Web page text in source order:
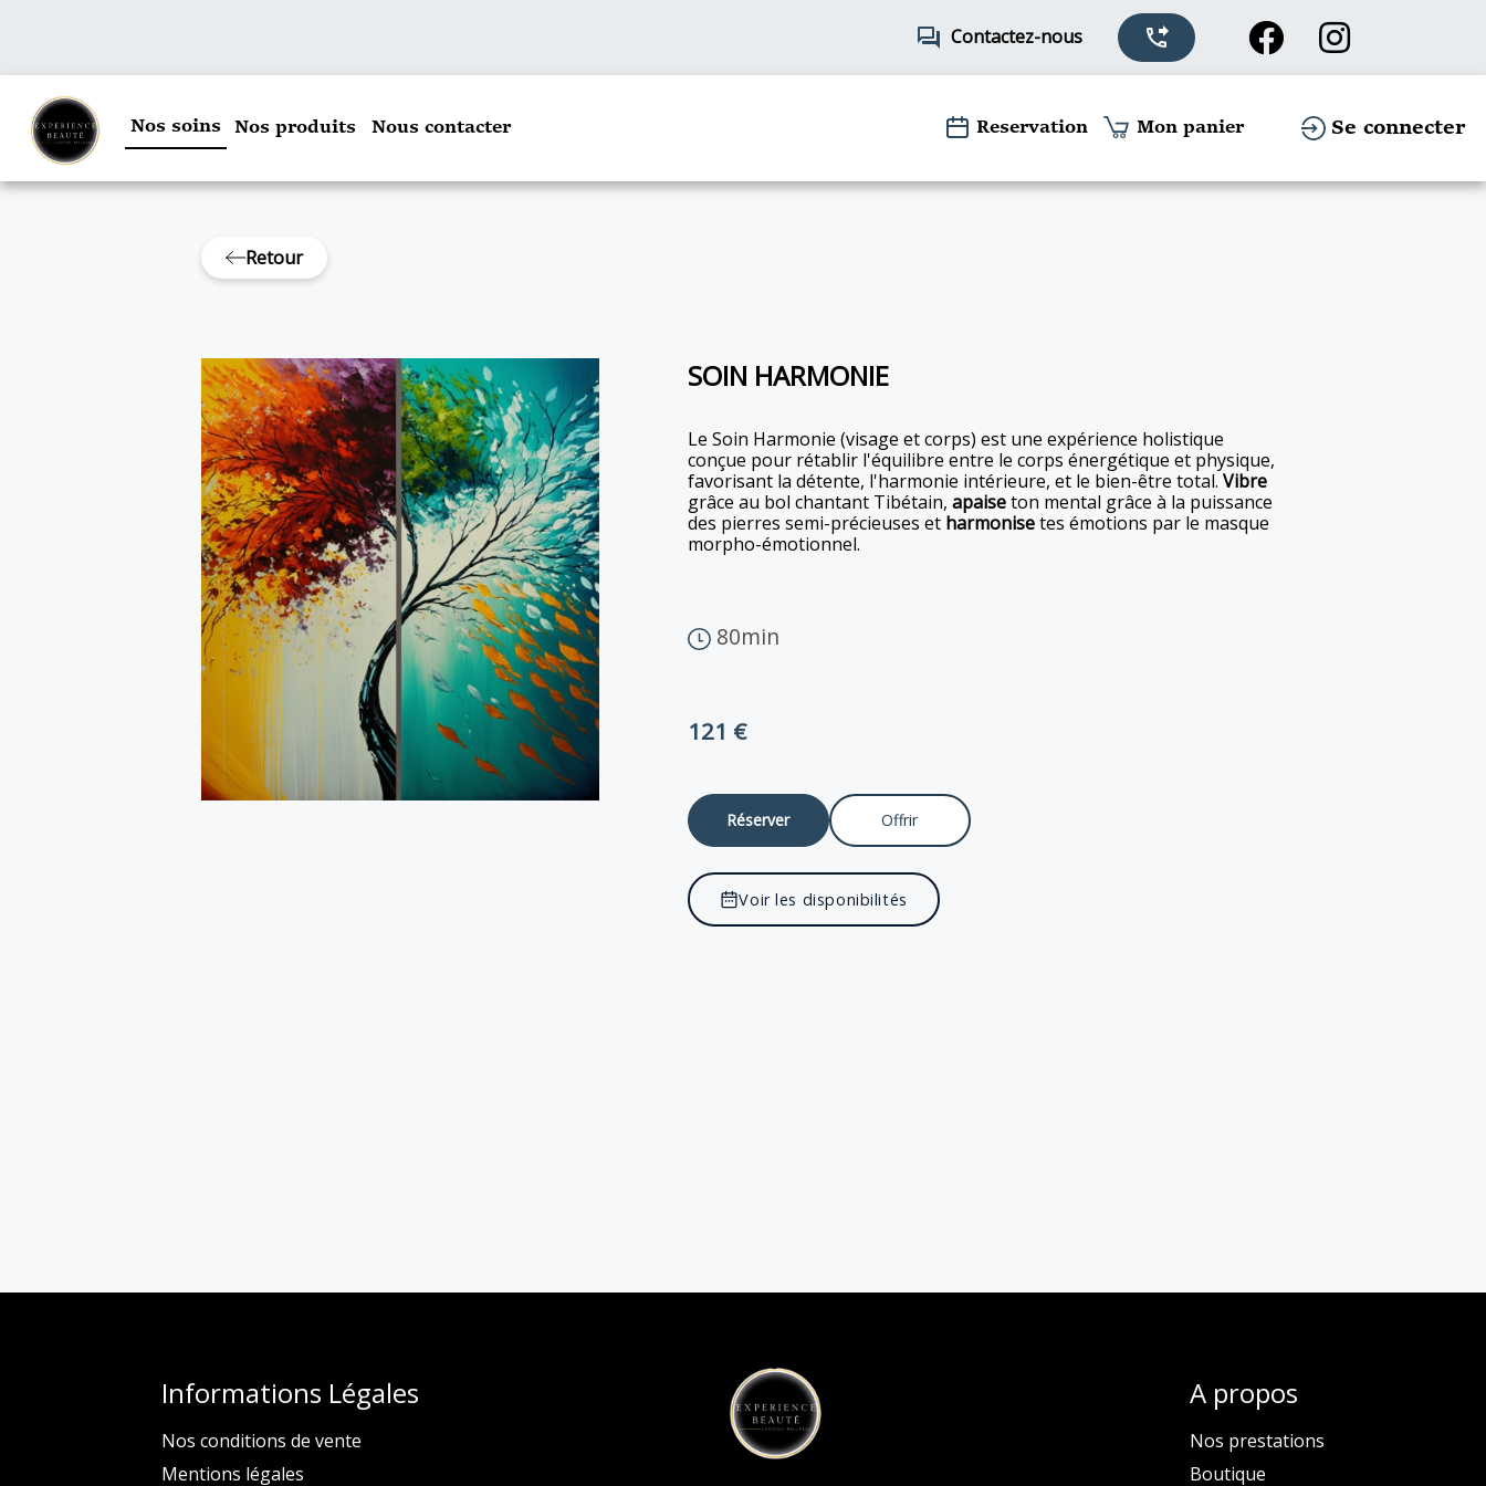
forum Contactez-nous phone_forwarded
Nos soins Nos produits Nous contacter Reservation Mon panier Se connecter
Retour
SOIN HARMONIE
Le Soin Harmonie (visage et corps) est une expérience holistique
conçue pour rétablir l'équilibre entre le corps énergétique et physique,
favorisant la détente, l'harmonie intérieure, et le bien-être total. Vibre
grâce au bol chantant Tibétain, apaiseton mental grâce à la puissance
des pierres semi-précieuses et harmonisetes émotions par le masque
morpho-émotionnel.
80min
121 €
Réserver Offrir
Voir les disponibilités
Informations Légales
Nos conditions de vente
Mentions légales
A propos
Nos prestations
Boutique